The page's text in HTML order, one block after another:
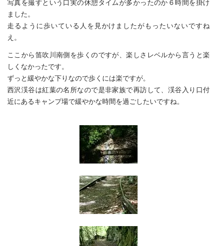
写真を撮すという口実の休憩タイムが多かったのか６時間を掛け
ました。
走るように歩いている人を見かけましたがもったいないですね
え。
ここから笛吹川南側を歩くのですが、楽しさレベルから言うと楽
しくなかったです。
ずっと緩やかな下りなので歩くには楽ですが。
西沢渓谷は紅葉の名所なので是非家族で再訪して、渓谷入り口付
近にあるキャンプ場で緩やかな時間を過ごしたいですね。